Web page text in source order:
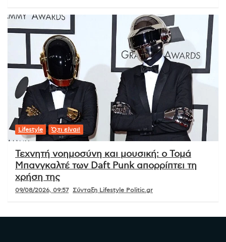
Lifestyle Ό,τι είναι!
Τεχνητή νοημοσύνη και μουσική: ο Τομά
Μπανγκαλτέ των Daft Punk απορρίπτει τη
χρήση της
09/08/2026, 09:57 Σύνταξη Lifestyle Politic.gr